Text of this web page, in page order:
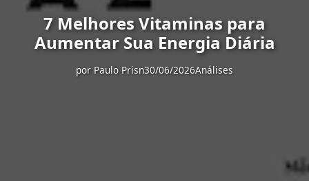
7 Melhores Vitaminas para
Aumentar Sua Energia Diária
por Paulo Prisn30/06/2026Análises